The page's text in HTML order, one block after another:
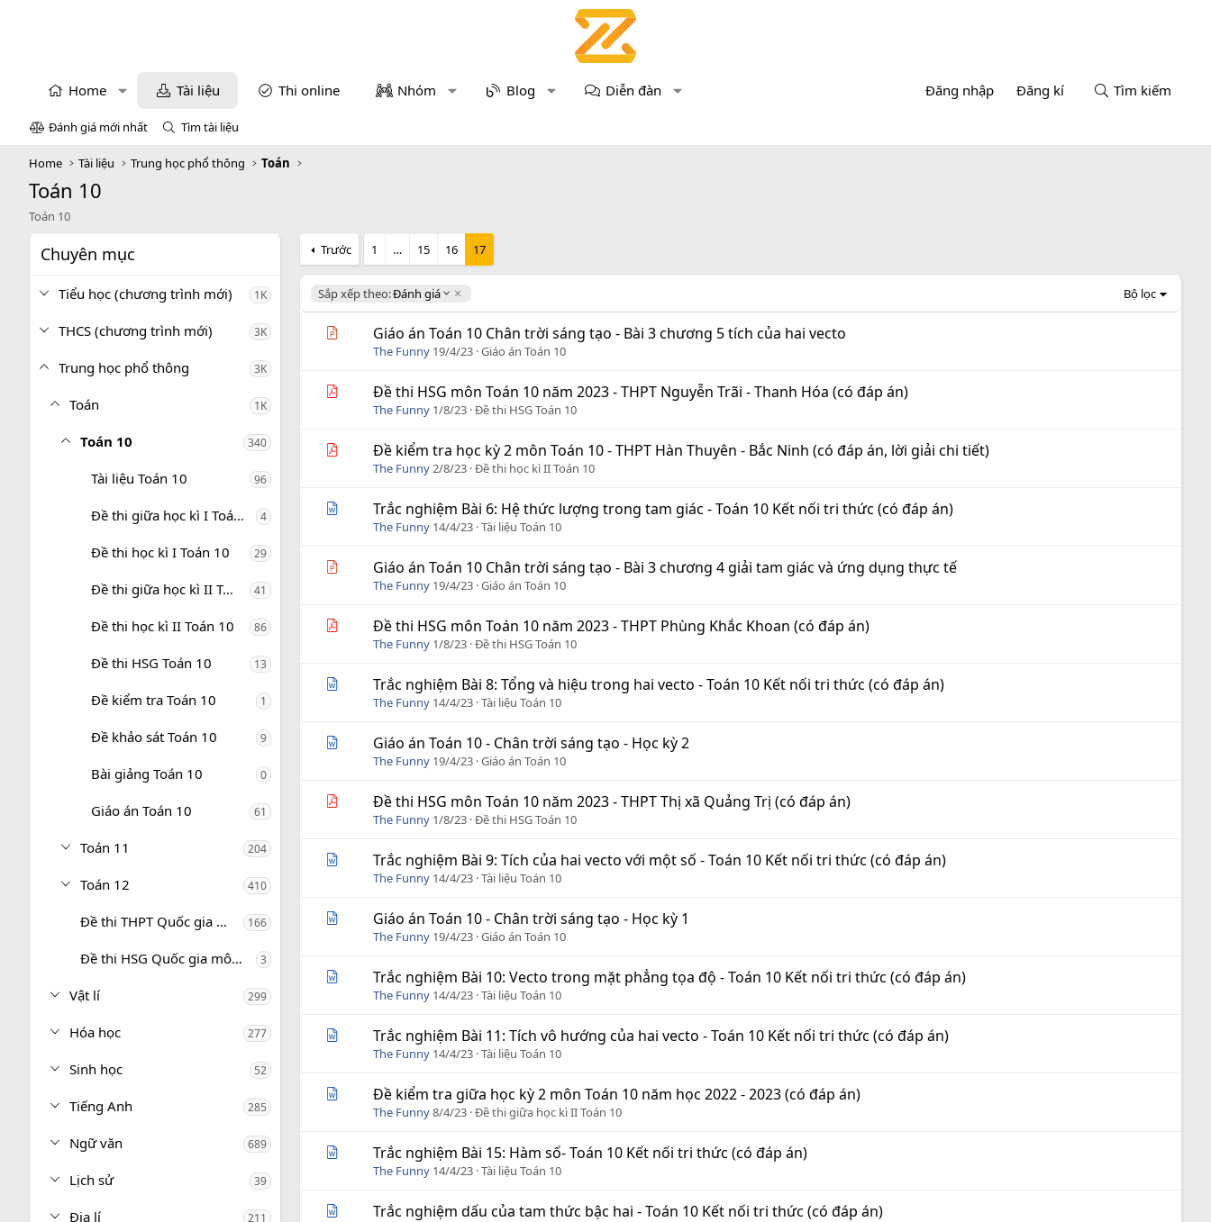
Home Tài liệu Thi online Nhóm Blog Diễn đàn Đăng nhập Đăng kí Tìm kiếm
Đánh giá mới nhất Tìm tài liệu
Home Tài liệu Trung học phổ thông Toán
Toán 10
Toán 10
Chuyên mục
Tiểu học (chương trình mới) 1K
THCS (chương trình mới) 3K
Trung học phổ thông 3K
Toán 1K
Toán 10 340
Tài liệu Toán 10 96
Đề thi giữa học kì I Toán 10 4
Đề thi học kì I Toán 10 29
Đề thi giữa học kì II Toán 10 41
Đề thi học kì II Toán 10 86
Đề thi HSG Toán 10 13
Đề kiểm tra Toán 10 1
Đề khảo sát Toán 10 9
Bài giảng Toán 10 0
Giáo án Toán 10 61
Toán 11 204
Toán 12 410
Đề thi THPT Quốc gia môn Toán 166
Đề thi HSG Quốc gia môn Toán 3
Vật lí 299
Hóa học 277
Sinh học 52
Tiếng Anh 285
Ngữ văn 689
Lịch sử 39
Địa lí 211
Trước 1 … 15 16 17
Sắp xếp theo:Đánh giá
D
e
Bộ lọc
Giáo án Toán 10 Chân trời sáng tạo - Bài 3 chương 5 tích của hai vecto
The Funny 19/4/23 Giáo án Toán 10
Đề thi HSG môn Toán 10 năm 2023 - THPT Nguyễn Trãi - Thanh Hóa (có đáp án)
The Funny 1/8/23 Đề thi HSG Toán 10
Đề kiểm tra học kỳ 2 môn Toán 10 - THPT Hàn Thuyên - Bắc Ninh (có đáp án, lời giải chi tiết)
The Funny2/8/23 Đề thi học kì II Toán 10
Trắc nghiệm Bài 6: Hệ thức lượng trong tam giác - Toán 10 Kết nối tri thức (có đáp án)
The Funny 14/4/23 Tài liệu Toán 10
Giáo án Toán 10 Chân trời sáng tạo - Bài 3 chương 4 giải tam giác và ứng dụng thực tế
The Funny 19/4/23 Giáo án Toán 10
Đề thi HSG môn Toán 10 năm 2023 - THPT Phùng Khắc Khoan (có đáp án)
The Funny 1/8/23 Đề thi HSG Toán 10
Trắc nghiệm Bài 8: Tổng và hiệu trong hai vecto - Toán 10 Kết nối tri thức (có đáp án)
The Funny 14/4/23 Tài liệu Toán 10
Giáo án Toán 10 - Chân trời sáng tạo - Học kỳ 2
The Funny 19/4/23 Giáo án Toán 10
Đề thi HSG môn Toán 10 năm 2023 - THPT Thị xã Quảng Trị (có đáp án)
The Funny 1/8/23 Đề thi HSG Toán 10
Trắc nghiệm Bài 9: Tích của hai vecto với một số - Toán 10 Kết nối tri thức (có đáp án)
The Funny 14/4/23 Tài liệu Toán 10
Giáo án Toán 10 - Chân trời sáng tạo - Học kỳ 1
The Funny 19/4/23 Giáo án Toán 10
Trắc nghiệm Bài 10: Vecto trong mặt phẳng tọa độ - Toán 10 Kết nối tri thức (có đáp án)
The Funny 14/4/23 Tài liệu Toán 10
Trắc nghiệm Bài 11: Tích vô hướng của hai vecto - Toán 10 Kết nối tri thức (có đáp án)
The Funny 14/4/23 Tài liệu Toán 10
Đề kiểm tra giữa học kỳ 2 môn Toán 10 năm học 2022 - 2023 (có đáp án)
The Funny8/4/23 Đề thi giữa học kì II Toán 10
Trắc nghiệm Bài 15: Hàm số- Toán 10 Kết nối tri thức (có đáp án)
The Funny 14/4/23 Tài liệu Toán 10
Trắc nghiệm dấu của tam thức bậc hai - Toán 10 Kết nối tri thức (có đáp án)